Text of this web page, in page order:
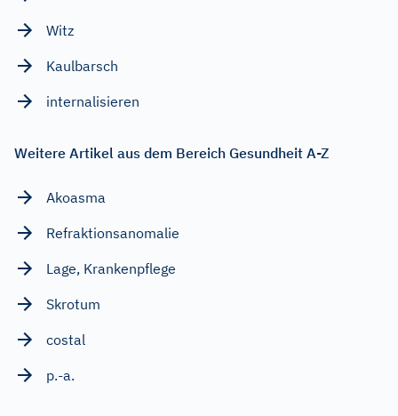
Witz
Kaulbarsch
internalisieren
Weitere Artikel aus dem Bereich Gesundheit A-Z
Akoasma
Refraktionsanomalie
Lage, Krankenpflege
Skrotum
costal
p.-a.